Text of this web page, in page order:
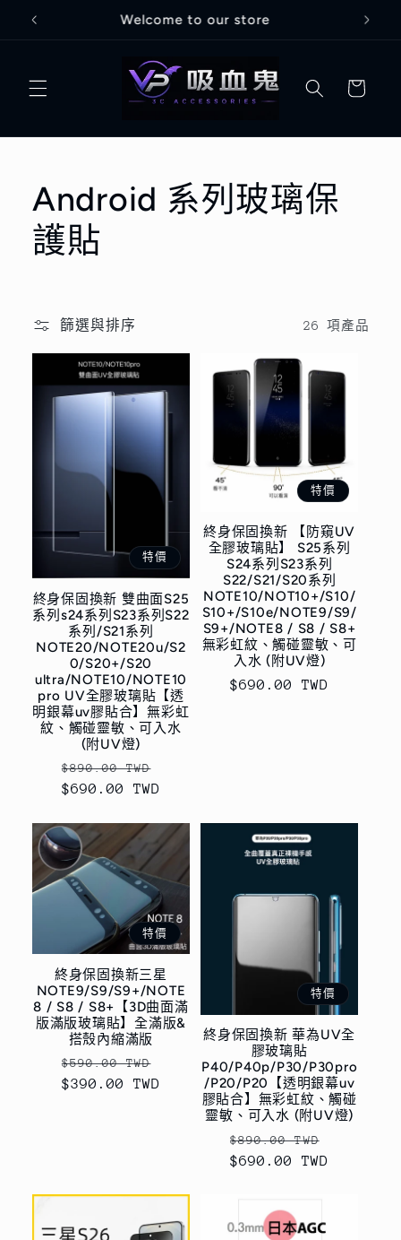
跳至內
容
Welcome to our store
物
商
品
列
:
Android 系列玻璃保
護貼
篩選與排序 26 項產品
特價
終身保固換新 雙曲面S25
系列s24系列S23系列S22
系列/S21系列
NOTE20/NOTE20u/S2
0/S20+/S20
ultra/NOTE10/NOTE10
pro UV全膠玻璃貼【透
明銀幕uv膠貼合】無彩虹
紋、觸碰靈敏、可入水
(附UV燈)
定
價
$890.00 TWD
$690.00 TWD
特價
終身保固換新 【防窺UV
全膠玻璃貼】 S25系列
S24系列S23系列
S22/S21/S20系列
NOTE10/NOT10+/S10/
S10+/S10e/NOTE9/S9/
S9+/NOTE8 / S8 / S8+
無彩虹紋、觸碰靈敏、可
入水 (附UV燈)
售
$690.00 TWD
特價
終身保固換新三星
NOTE9/S9/S9+/NOTE
8 / S8 / S8+【3D曲面滿
版滿版玻璃貼】全滿版&
搭殼內縮滿版
定
價
$590.00 TWD
$390.00 TWD
特價
終身保固換新 華為UV全
膠玻璃貼
P40/P40p/P30/P30pro
/P20/P20【透明銀幕uv
膠貼合】無彩虹紋、觸碰
靈敏、可入水 (附UV燈)
定
價
$890.00 TWD
$690.00 TWD